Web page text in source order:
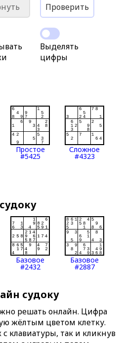
Проверить
Выделять
цифры
Простое
#5425
Сложное
#4323
Базовое
#2432
Базовое
#2887
судоку
решать онлайн. Цифра
жёлтым цветом клетку.
клавиатуры, так и кликнув